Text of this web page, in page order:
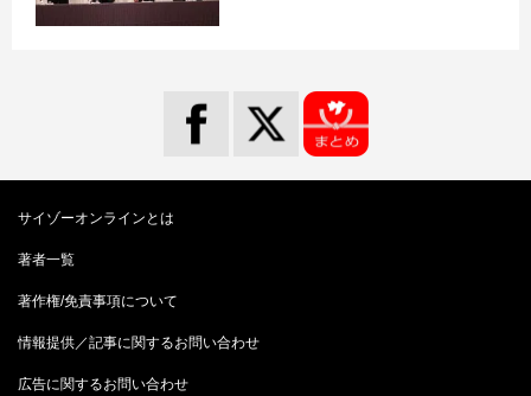
サイゾーオンラインとは
著者一覧
著作権/免責事項について
情報提供／記事に関するお問い合わせ
広告に関するお問い合わせ